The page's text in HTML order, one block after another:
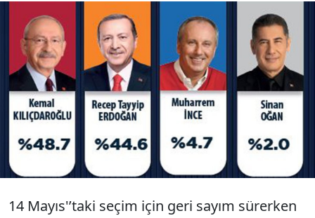
Gezici 29 il 152 ilçede halkın nabzını tuttu, bu
sonuç çıktı. Ankete katılanların % 48.7’si
Kılıçdaroğlu’na, % 44.6’sı Erdoğan’a oy
vereceğini açıkladı. İnce ve Oğan’a desteğin %
6’yı aşması cumhurbaşkanının birinci turda
14 Mayıs'’taki seçim için geri sayım sürerken